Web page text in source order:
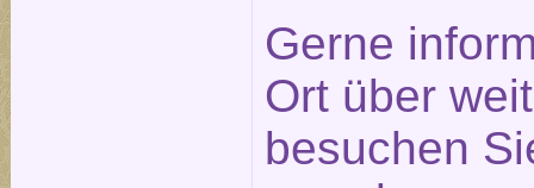
Gerne
Ort über
besuchen